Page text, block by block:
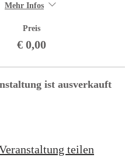
Mehr Infos
Preis
€ 0,00
ist ausverkauft
teilen